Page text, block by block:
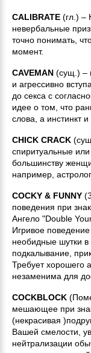
CALIBRATE (гл.) –
невербальные
точно понимать,
момент.
CAVEMAN (сущ.) –
и агрессивно
до секса с
идее о том, что
слова, а инстинкт
CHICK CRACK
спиритуальные
большинству
например,
COCKY & FUNNY
поведения при
Ангело "Double
Игривое
необидные шутки
подкалывание,
Требует хорошего
незаменима для
COCKBLOCK
мешающее при
(некрасивая
Вашей смелости,
нейтрализации